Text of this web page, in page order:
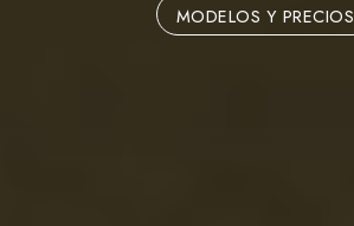
MODELOS Y PRECIOS